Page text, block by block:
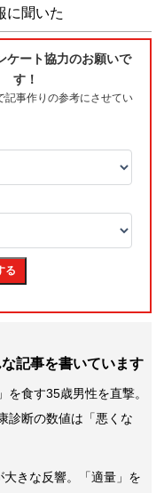
に聞いた
記事を書いています
を食す35歳男性を直撃。
診断の数値は「悪くな
大きな反響。「適量」を